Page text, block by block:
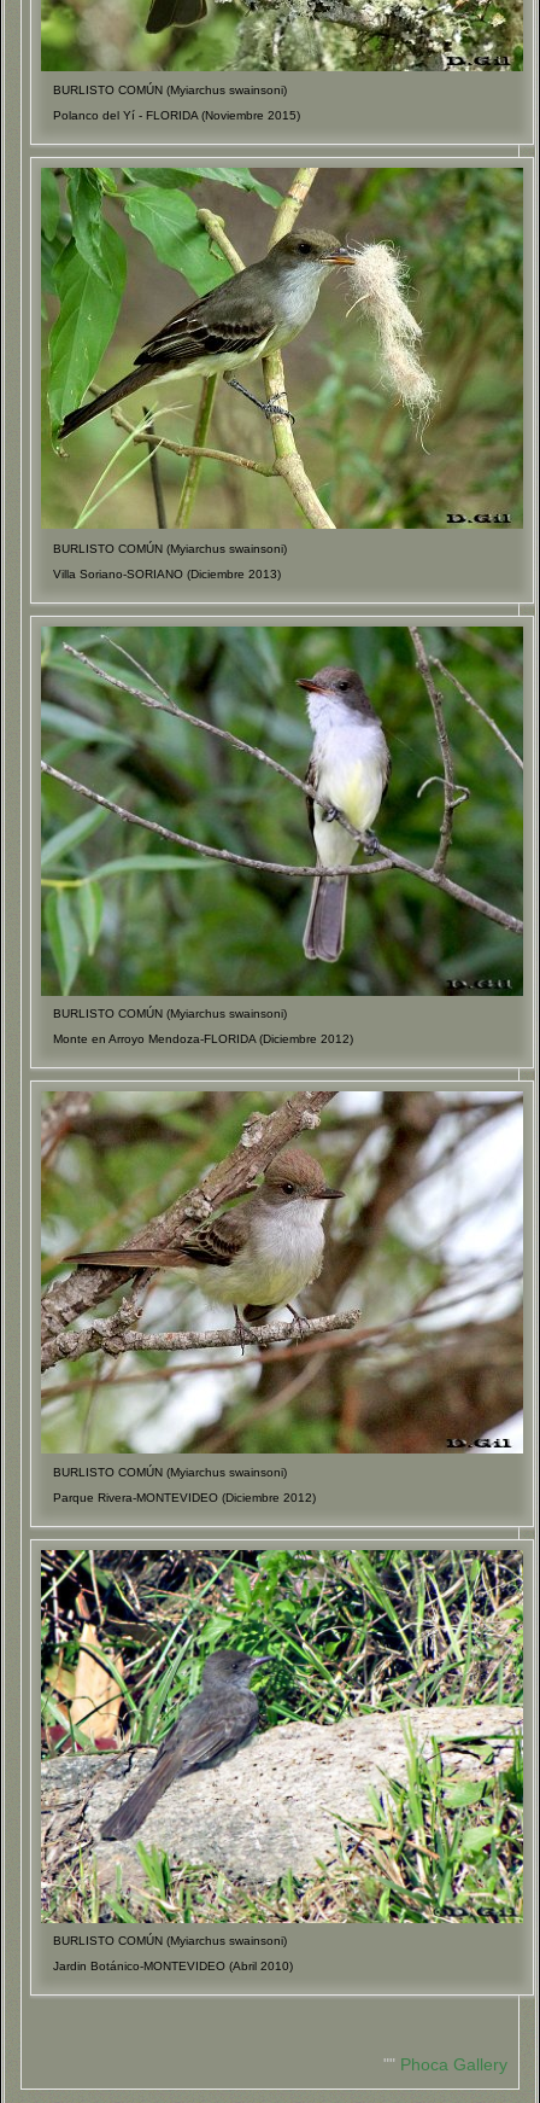
BURLISTO COMÚN (Myiarchus swainsoni)
Polanco del Yí - FLORIDA (Noviembre 2015)
BURLISTO COMÚN (Myiarchus swainsoni)
Villa Soriano-SORIANO (Diciembre 2013)
BURLISTO COMÚN (Myiarchus swainsoni)
Monte en Arroyo Mendoza-FLORIDA (Diciembre 2012)
BURLISTO COMÚN (Myiarchus swainsoni)
Parque Rivera-MONTEVIDEO (Diciembre 2012)
BURLISTO COMÚN (Myiarchus swainsoni)
Jardin Botánico-MONTEVIDEO (Abril 2010)
"" Phoca Gallery